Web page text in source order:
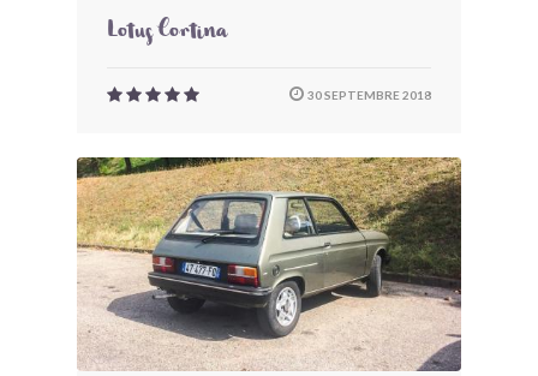
Lotus Cortina
30 SEPTEMBRE 2018